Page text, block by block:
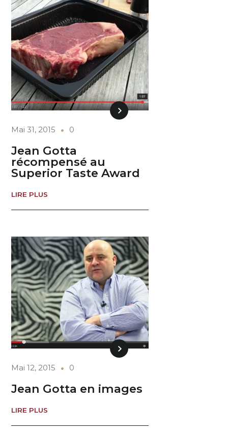
Mai 31, 2015 0
Jean Gotta
récompensé au
Superior Taste Award
LIRE PLUS
Mai 12, 2015 0
Jean Gotta en images
LIRE PLUS